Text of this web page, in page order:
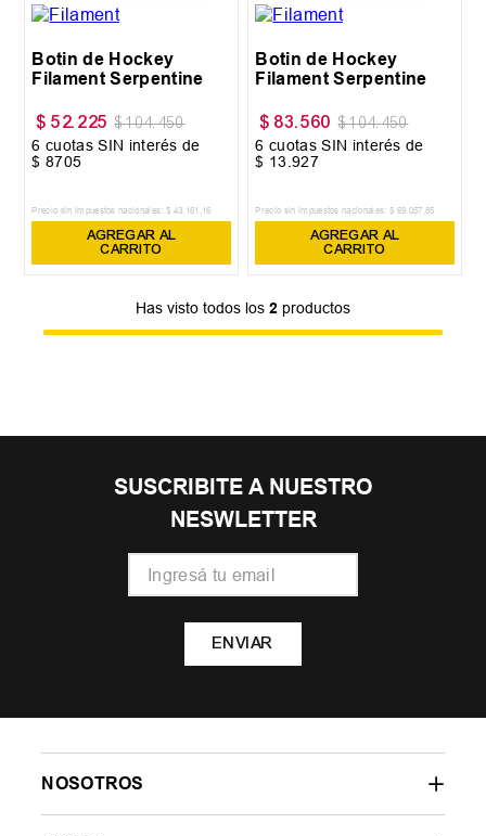
Botin de Hockey
Filament Serpentine
$ 52. 225 $ 104.450
6 cuotas SIN interés de
$ 8705
Precio sin impuestos nacionales: $ 43 161 16
AGREGAR AL
CARRITO
Botin de Hockey
Filament Serpentine
$ 83.560 $ 104.450
6 cuotas SIN interés de
$ 13 .927
Precio sin impuestos nacionales: $ 69 057 85
AGREGAR AL
CARRITO
Has visto todos los 2 productos
SUSCRIBITE A NUESTRO
NESWLETTER
ENVIAR
NOSOTROS